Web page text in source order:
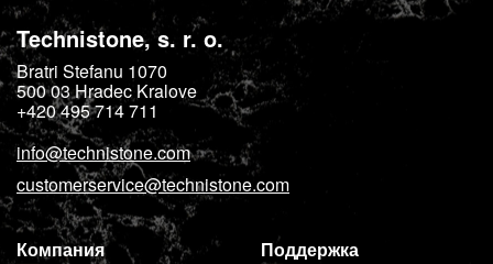
Technistone, s. r. o.
Bratri Stefanu 1070
500 03Hradec Kralove
+420 495 714 711
info@technistone.com
customerservice@technistone.com
Компания Поддержка